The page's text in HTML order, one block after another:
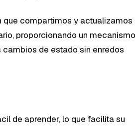
que compartimos y actualizamos
proporcionando un mecanismo
de estado sin enredos
de aprender, lo que facilita su